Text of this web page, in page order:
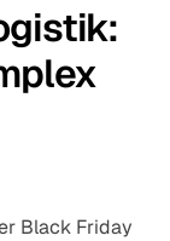
Black Friday